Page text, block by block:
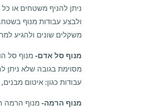
ניתן להניף משטחים או
ולבצע עבודות מנוף
משקלים שונים ולהגיע
מנוף סל אדם- מנוף סל
מסוימת בגובה שלא ניתן
עבודות כגון: איטום
מנוף הרמה- מנוף הרמה